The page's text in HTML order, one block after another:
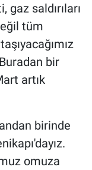
saldırıları
tüm
bir
artık
birinde
omuza